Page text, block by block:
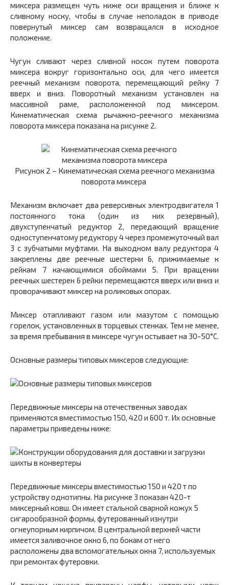
миксера размещен чуть ниже оси вращения и ближе к
сливному носку, чтобы в случае неполадок в приводе
повернутый миксер сам возвращался в исходное
положение.
Чугун сливают через сливной носок путем поворота
миксера вокруг горизонтально оси, для чего имеется
реечный механизм поворота, перемещающий рейку 7
вверх и вниз. Поворотный механизм установлен на
массивной раме, расположенной под миксером.
Кинематическая схема рычажно-реечного механизма
поворота миксера показана на рисунке 2.
Рисунок 2 – Кинематическая схема реечного механизма
поворота миксера
Механизм включает два реверсивных электродвигателя 1
постоянного тока (один из них резервный),
двухступенчатый редуктор 2, передающий вращение
одноступенчатому редуктору4через промежуточный вал
3 с зубчатыми муфтами. На выходном валу редуктора 4
закреплены две реечные шестерни6,прижимаемые к
рейкам 7 качающимися обоймами 5. При вращении
реечных шестерен 6рейки перемещаются вверх или вниз и
проворачивают миксер на роликовых опорах.
Миксер отапливают газом или мазутом с помощью
горелок, установленных в торцевых стенках. Тем не менее,
за время пребывания в миксере чугун остывает на 30-50°С.
Основные размеры типовых миксеров следующие:
Передвижные миксеры на отечественных заводах
применяются вместимостью 150, 420 и 600 т. Их основные
параметры приведены ниже:
Передвижные миксеры вместимостью 150 и 420 т по
устройству однотипны. На рисунке 3 показан 420-т
миксерный ковш. Он имеет стальной сварной кожух 5
сигарообразной формы, футерованный изнутри
огнеупорным кирпичом. В центральной верхней части
имеется заливочное окно 6, по бокам от него
расположены два вспомогательных окна 7, используемых
при ремонтах футеровки.